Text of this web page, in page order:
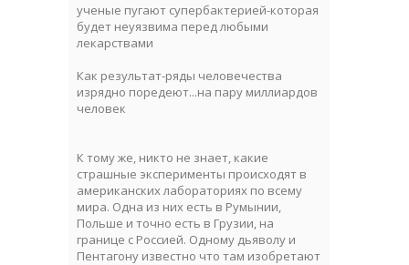
ученые пугают супербактерией-которая
будет неуязвима перед любыми
лекарствами
Как результат-ряды человечества
изрядно поредеют...на пару миллиардов
человек
К тому же, никто не знает, какие
страшные эксперименты происходят в
американских лабораториях по всему
мира. Одна из них есть в Румынии,
Польше и точно есть в Грузии, на
границе с Россией. Одному дьяволу и
Пентагону известно что там изобретают